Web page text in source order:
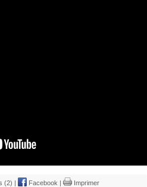
(2) | Facebook | Imprimer